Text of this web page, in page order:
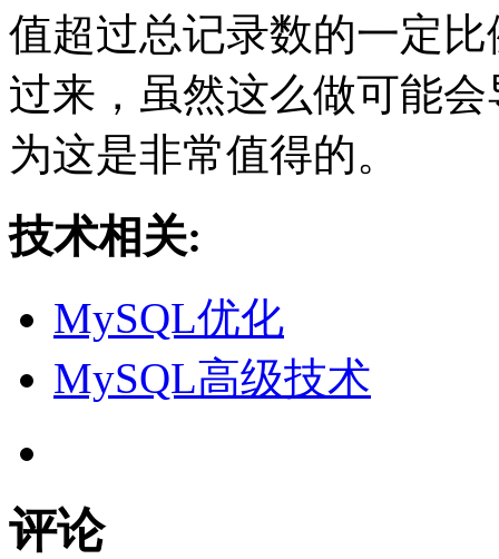
值超过总记录数的一定
过来，虽然这么做可能
为这是非常值得的。
技术相关:
MySQL优化
MySQL高级技术
评论